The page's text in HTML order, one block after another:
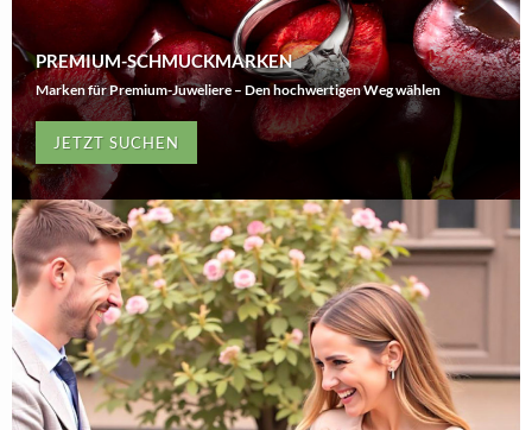
PREMIUM-SCHMUCKMARKEN
Marken für Premium-Juweliere – Den hochwertigen Weg wählen
JETZT SUCHEN